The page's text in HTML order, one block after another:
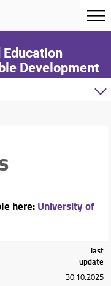
Development
here: University of
last
update
30.10.2025